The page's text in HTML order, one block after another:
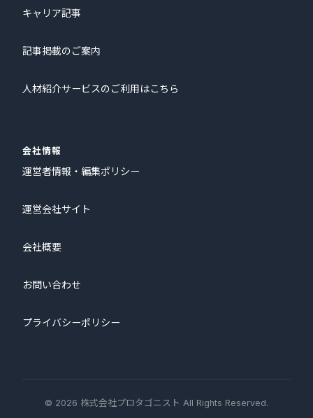
キャリア記事
記事掲載のご案内
人材紹介サービスのご利用はこちら
会社情報
運営者情報・編集ポリシー
運営会社サイト
会社概要
お問い合わせ
プライバシーポリシー
© 2026 株式会社プロタゴニスト All Rights Reserved.